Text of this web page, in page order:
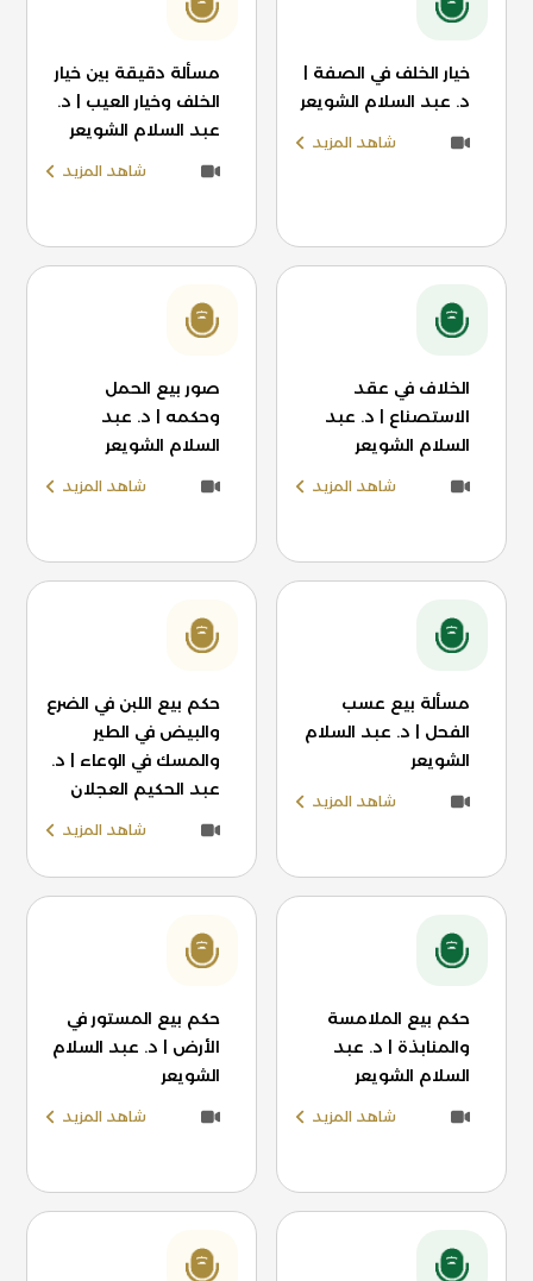
خيار الخلف في الصفة |
د. عبد السلام الشويعر
شاهد المزيد
مسألة دقيقة بين خيار
الخلف وخيار العيب | د.
عبد السلام الشويعر
شاهد المزيد
الخلاف في عقد
الاستصناع | د. عبد
السلام الشويعر
شاهد المزيد
صور بيع الحمل
وحكمه | د. عبد
السلام الشويعر
شاهد المزيد
مسألة بيع عسب
الفحل | د. عبد السلام
الشويعر
شاهد المزيد
حكم بيع اللبن في الضرع
والبيض في الطير
والمسك في الوعاء | د.
عبد الحكيم العجلان
شاهد المزيد
حكم بيع الملامسة
والمنابذة | د. عبد
السلام الشويعر
شاهد المزيد
حكم بيع المستور في
الأرض | د. عبد السلام
الشويعر
شاهد المزيد